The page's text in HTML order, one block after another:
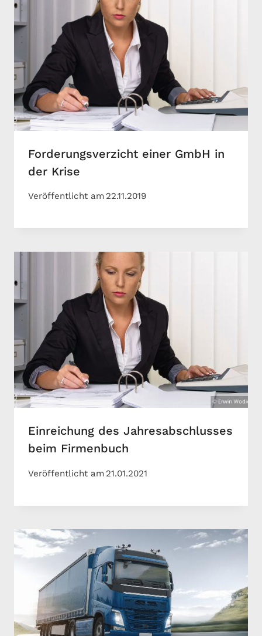
Forderungsverzicht einer GmbH in
der Krise
Veröffentlicht am 22.11.2019
Einreichung des Jahresabschlusses
beim Firmenbuch
Veröffentlicht am 21.01.2021